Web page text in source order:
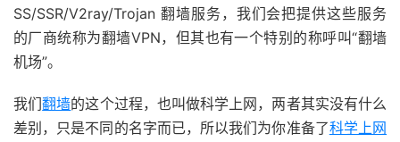
SS/SSR/V2ray/Trojan 翻墙服务，我们会把提供这些服务
的厂商统称为翻墙VPN，但其也有一个特别的称呼叫“翻墙
机场”。
我们翻墙的这个过程，也叫做科学上网，两者其实没有什么
差别，只是不同的名字而已，所以我们为你准备了科学上网